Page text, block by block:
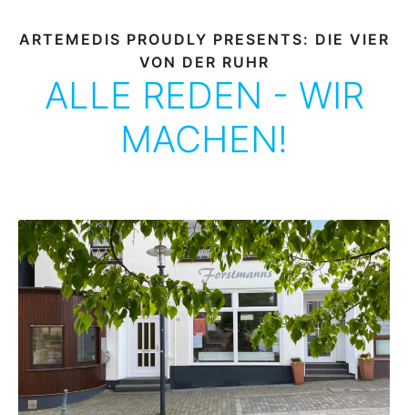
ARTEMEDIS PROUDLY PRESENTS: DIE VIER
VON DER RUHR
ALLE REDEN - WIR
MACHEN!